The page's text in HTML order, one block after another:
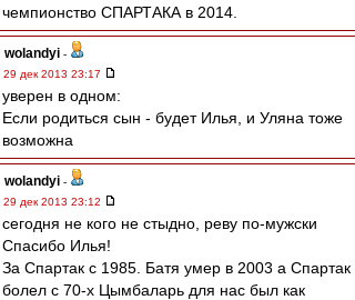
чемпионство СПАРТАКА в 2014.
wolandyi -
29 дек 2013 23:17
уверен в одном:
Если родиться сын - будет Илья, и Уляна тоже
возможна
wolandyi -
29 дек 2013 23:12
сегодня не кого не стыдно, реву по-мужски
Спасибо Илья!
За Спартак с 1985. Батя умер в 2003 а Спартак
болел с 70-х Цымбаларь для нас был как